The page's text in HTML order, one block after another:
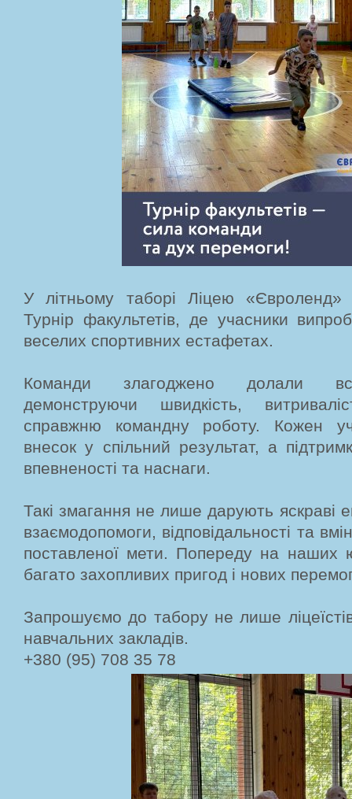
У літньому таборі Ліцею «Євроленд»
Турнір факультетів, де учасники
веселих спортивних естафетах.
Команди злагоджено долали
демонструючи швидкість,
справжню командну роботу. Кожен
внесок у спільний результат, а
впевненості та наснаги.
Такі змагання не лише дарують яскраві
взаємодопомоги, відповідальності та
поставленої мети. Попереду на наших
багато захопливих пригод і нових
Запрошуємо до табору не лише
навчальних закладів.
+380 (95) 708 35 78